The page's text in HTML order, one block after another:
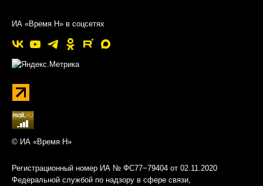
ИА «Время Н» в соцсетях
© ИА «Время Н»
Регистрационный номер ИА № ФС77−79404 от 02.11.2020
Федеральной службой по надзору в сфере связи,